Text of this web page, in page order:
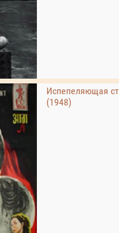
Испепеляющая
(1948)